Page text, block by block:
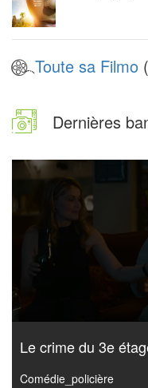
Toute sa Filmo
Dernières
Le crime du 3e
Comédie_policière